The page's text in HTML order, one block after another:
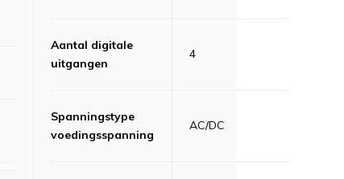
Aantal digitale
uitgangen
4
Spanningstype
voedingsspanning
AC/DC